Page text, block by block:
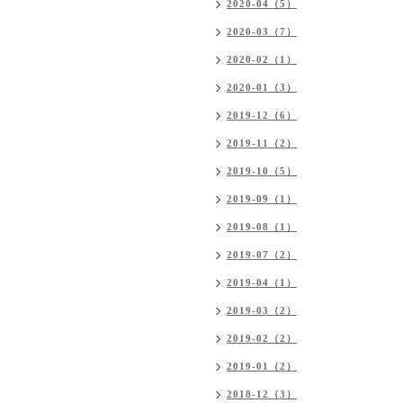
2020-04（5）
2020-03（7）
2020-02（1）
2020-01（3）
2019-12（6）
2019-11（2）
2019-10（5）
2019-09（1）
2019-08（1）
2019-07（2）
2019-04（1）
2019-03（2）
2019-02（2）
2019-01（2）
2018-12（3）